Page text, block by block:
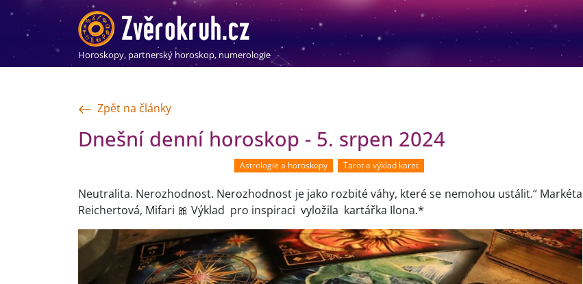
Horoskopy, partnerský horoskop, numerologie
Zpět na články
Dnešní denní horoskop - 5. srpen 2024
Astrologie a horoskopy Tarot a výklad karet
Neutralita. Nerozhodnost. Nerozhodnost je jako rozbité váhy, které se nemohou ustálit.“ Markéta
Reichertová, Mifari 🎀 Výklad pro inspiraci vyložila kartářka Ilona.*